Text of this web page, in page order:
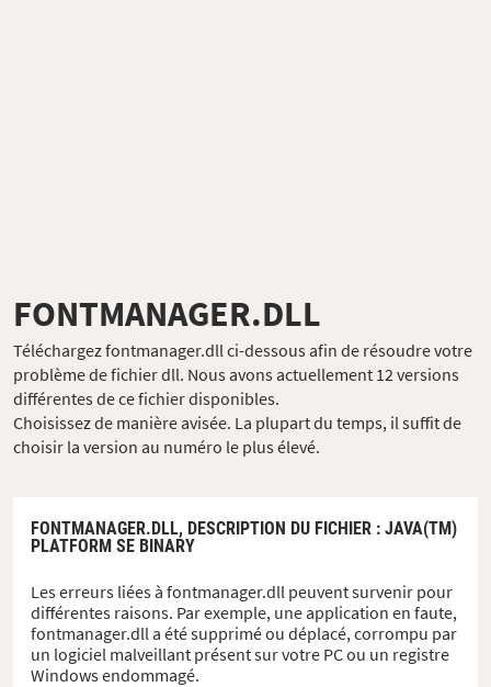
FONTMANAGER.DLL
Téléchargez fontmanager.dll ci-dessous afin de résoudre votre
problème de fichier dll. Nous avons actuellement 12 versions
différentes de ce fichier disponibles.
Choisissez de manière avisée. La plupart du temps, il suffit de
choisir la version au numéro le plus élevé.
FONTMANAGER.DLL, DESCRIPTION DU FICHIER : JAVA(TM)
PLATFORM SE BINARY
Les erreurs liées à fontmanager.dll peuvent survenir pour
différentes raisons. Par exemple, une application en faute,
fontmanager.dll a été supprimé ou déplacé, corrompu par
un logiciel malveillant présent sur votre PC ou un registre
Windows endommagé.